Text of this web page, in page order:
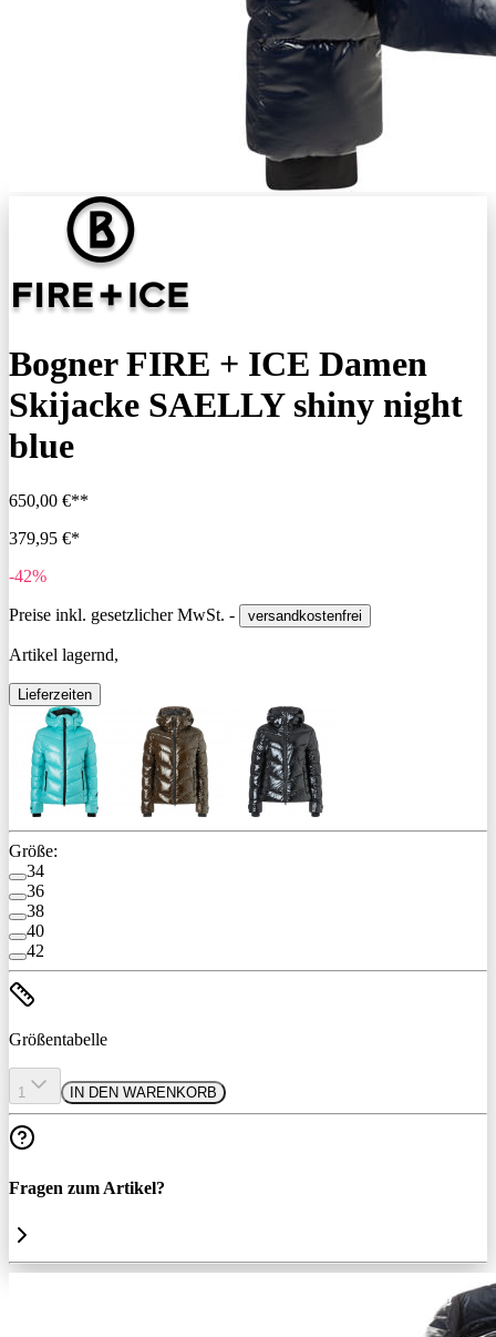
Bogner FIRE + ICE Damen
Skijacke SAELLY shiny night
blue
650,00 €**
379,95 €*
-42%
Preise inkl. gesetzlicher MwSt. - versandkostenfrei
Artikel lagernd,
Lieferzeiten
Größe:
34
36
38
40
42
Größentabelle
1 IN DEN WARENKORB
Fragen zum Artikel?